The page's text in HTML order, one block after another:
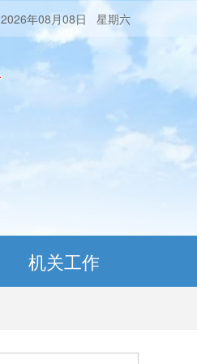
2026年08月08日 星期六
机关工作